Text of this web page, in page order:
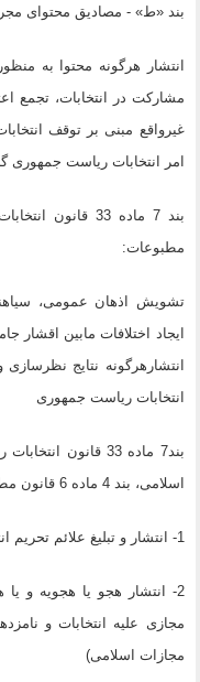
بند «ط» - مصادیق محتوای
انتشار هرگونه محتوا به
مشارکت در انتخابات، تجمع
غیرواقع مبنی بر توقف
امر انتخابات ریاست جمهوری
مطبوعات:
تشویش اذهان عمومی،
ایجاد اختلافات مابین
انتشارهرگونه نتایج
انتخابات ریاست جمهوری
اسلامی، بند 4 ماده 6 قانون مطبوعات- مصوبه شورایعالی امنیت ملی:
1- انتشار و تبلیغ علائم تحریم انتخابات (ماده 500 قانون مجازات اسلامی)
2- انتشار هجو یا هجویه و
مجازات اسلامی)